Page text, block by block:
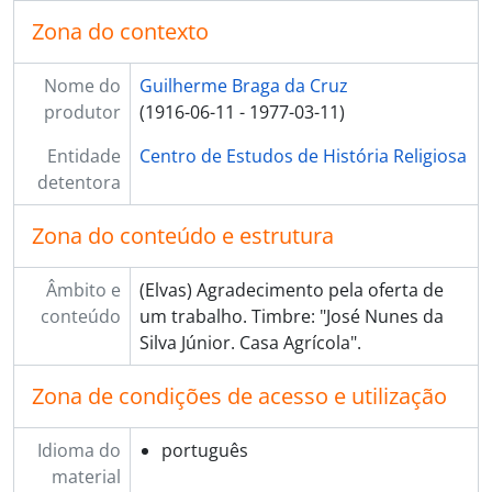
Zona do contexto
Nome do
produtor
Guilherme Braga da Cruz
(1916-06-11 - 1977-03-11)
Entidade
detentora
Centro de Estudos de História Religiosa
Zona do conteúdo e estrutura
Âmbito e
conteúdo
(Elvas) Agradecimento pela oferta de
um trabalho. Timbre: "José Nunes da
Silva Júnior. Casa Agrícola".
Zona de condições de acesso e utilização
Idioma do
material
português